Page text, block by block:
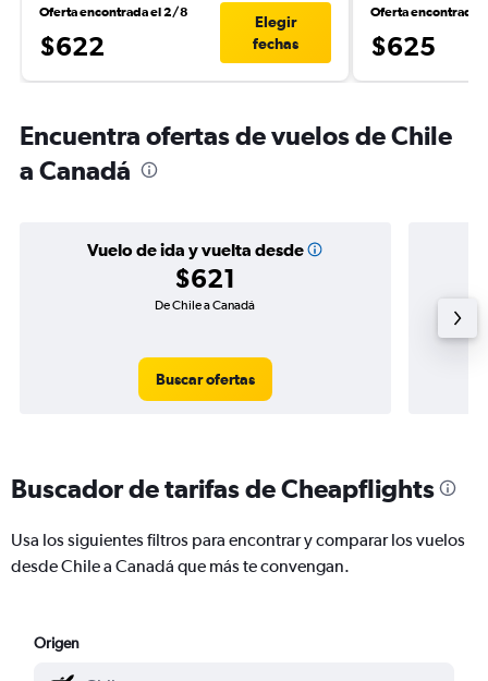
Oferta encontrada el 2/8
$622
Elegir
fechas
Oferta encontrada
$625
Encuentra ofertas de vuelos de Chile
a Canadá
Vuelo de ida y vuelta desde
$621
De Chile a Canadá
Buscar ofertas
Buscador de tarifas de Cheapflights
Usa los siguientes filtros para encontrar y comparar los vuelos
desde Chile a Canadá que más te convengan.
Origen